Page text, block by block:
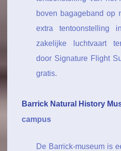
boven bagageband op
extra tentoonstelling
zakelijke luchtvaart
door Signature Flight
gratis.
Barrick Natural History
campus
De Barrick-museum is